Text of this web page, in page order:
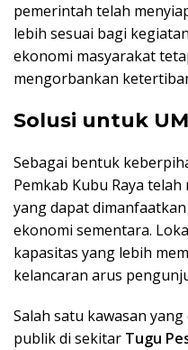
pemerintah telah
lebih sesuai bagi
ekonomi masyarakat
mengorbankan
Solusi untuk
Sebagai bentuk
Pemkab Kubu Raya
yang dapat
ekonomi sementara.
kapasitas yang lebih
kelancaran arus
Salah satu kawasan
publik di sekitar Tugu